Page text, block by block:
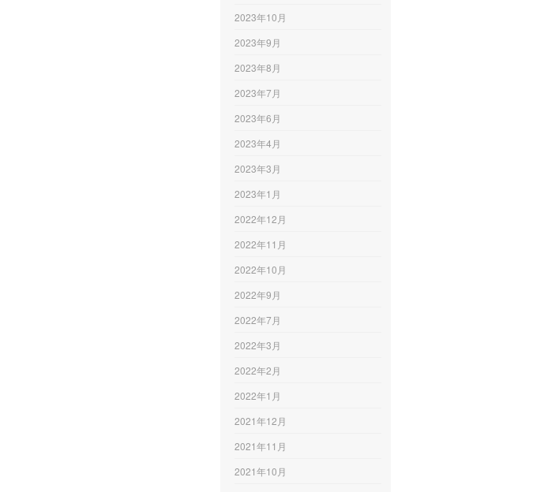
2023年10月
2023年9月
2023年8月
2023年7月
2023年6月
2023年4月
2023年3月
2023年1月
2022年12月
2022年11月
2022年10月
2022年9月
2022年7月
2022年3月
2022年2月
2022年1月
2021年12月
2021年11月
2021年10月